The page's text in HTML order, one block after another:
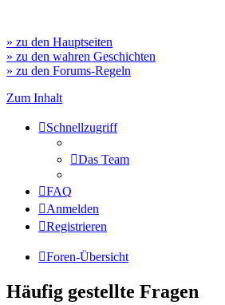
» zu den Hauptseiten
» zu den wahren Geschichten
» zu den Forums-Regeln
Zum Inhalt
Schnellzugriff
Das Team
FAQ
Anmelden
Registrieren
Foren-Übersicht
Häufig gestellte Fragen